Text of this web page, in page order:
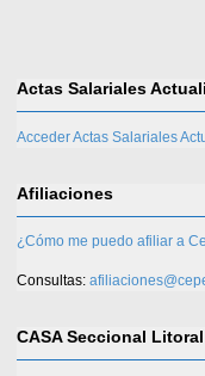
Actas Salariales
Acceder Actas Salariales
Afiliaciones
¿Cómo me puedo afiliar a
Consultas:
CASA Seccional Litoral